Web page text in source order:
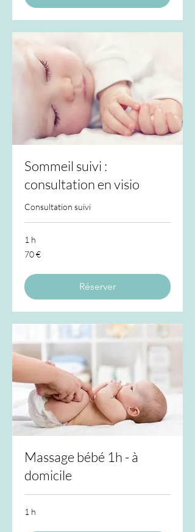
Sommeil suivi :
consultation en visio
Consultation suivi
1 h
70
euros
70 €
Réserver
Massage bébé 1h - à
domicile
1 h